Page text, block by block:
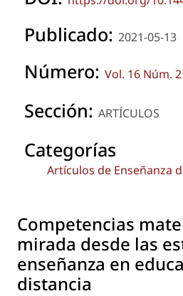
Publicado: 2021-05-13
Número: Vol. 16 Núm.
Sección: ARTÍCULOS
Categorías
Artículos de Enseñanza
Competencias
mirada desde las
enseñanza en
distancia